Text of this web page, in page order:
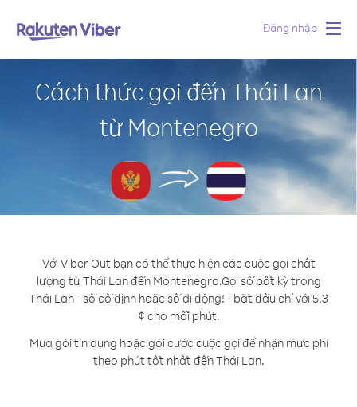
Đăng nhập
Cách thức gọi đến Thái Lan
từ Montenegro
Với Viber Out bạn có thể thực hiện các cuộc gọi chất
lượng từ Thái Lan đến Montenegro.Gọi số bất kỳ trong
Thái Lan - số cố định hoặc số di động! - bắt đầu chỉ với 5.3
¢ cho mỗi phút.
Mua gói tín dụng hoặc gói cước cuộc gọi để nhận mức phí
theo phút tốt nhất đến Thái Lan.